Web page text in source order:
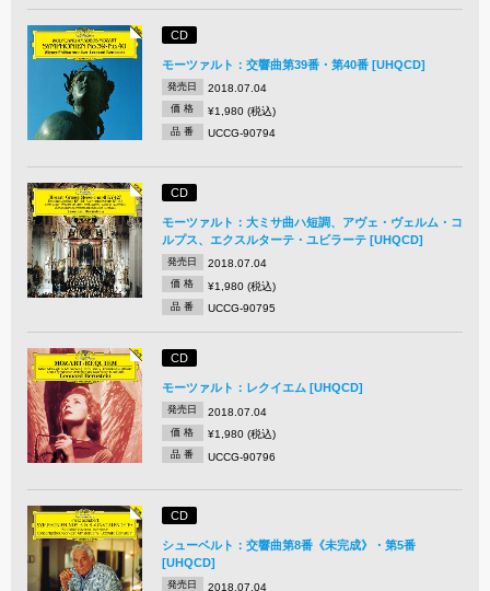
CD
モーツァルト：交響曲第39番・第40番 [UHQCD]
発売日 2018.07.04
価 格 ¥1,980 (税込)
品 番 UCCG-90794
CD
モーツァルト：大ミサ曲ハ短調、アヴェ・ヴェルム・コ
ルプス、エクスルターテ・ユビラーテ [UHQCD]
発売日 2018.07.04
価 格 ¥1,980 (税込)
品 番 UCCG-90795
CD
モーツァルト：レクイエム [UHQCD]
発売日 2018.07.04
価 格 ¥1,980 (税込)
品 番 UCCG-90796
CD
シューベルト：交響曲第8番《未完成》・第5番
[UHQCD]
発売日 2018.07.04